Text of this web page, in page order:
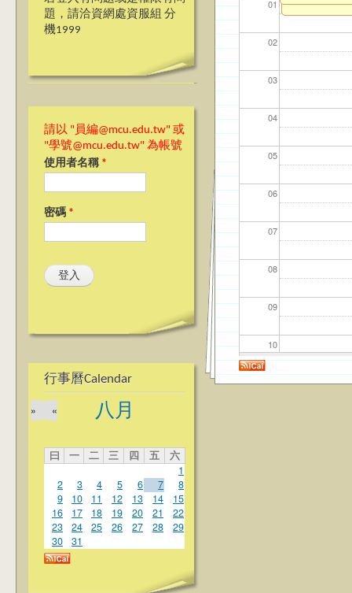
題，請洽資網處資服組 分
機1999
請以 "員編@mcu.edu.tw" 或
"學號@mcu.edu.tw" 為帳號
使用者名稱 *
密碼 *
行事曆Calendar
八月
«
»
曰 一 二 三 四 五
六
1
2
3 4 5 6 7
8
9
10 11 12 13 14
15
16
17 18 19 20 21
22
23
24 25 26 27 28
29
30
31
01
02
03
04
05
06
07
08
09
10
11